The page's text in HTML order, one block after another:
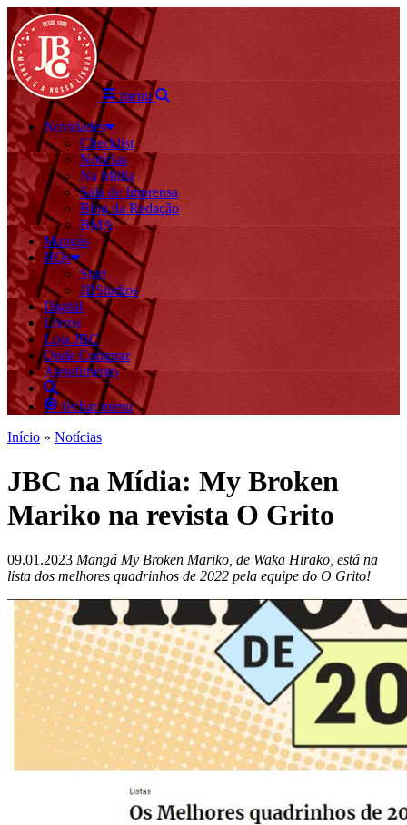
menu
Novidades
Checklist
Notícias
Na Mídia
Sala de Imprensa
Blog da Redação
BMA
Mangás
HQs
Start
JBStudios
Digital
Livros
Loja JBC
Onde Comprar
Atendimento
fechar menu
Início » Notícias
JBC na Mídia: My Broken
Mariko na revista O Grito
09.01.2023 Mangá My Broken Mariko, de Waka Hirako, está na
lista dos melhores quadrinhos de 2022 pela equipe do O Grito!